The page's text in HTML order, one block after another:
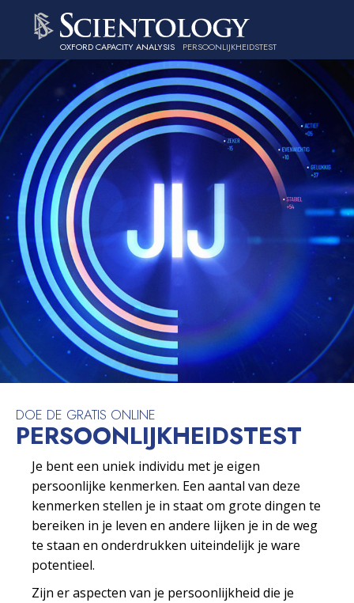
OXFORD CAPACITY ANALYSIS PERSOONLIJKHEIDSTEST
DOE DE GRATIS ONLINE
PERSOONLIJKHEIDS­TEST
Je bent een uniek individu met je eigen
persoonlijke kenmerken. Een aantal van deze
kenmerken stellen je in staat om grote dingen te
bereiken in je leven en andere lijken je in de weg
te staan en onderdrukken uiteindelijk je ware
potentieel.
Zijn er aspecten van je persoonlijkheid die je